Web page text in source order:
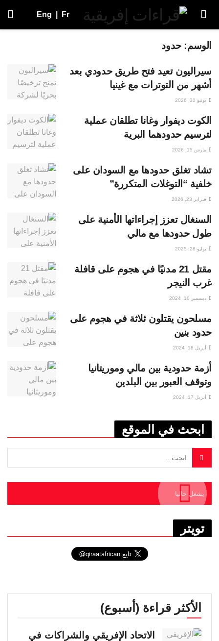
Eng Fr
الوسم:حدود
سيراليون تعيد فتح طريق حدودي بعد
أشهر من التوترات مع غينيا
يونيو 30, 2026
الكوت ديفوار وغانا تطلقان عملية
لترسيم حدودهما البرية
مارس 15, 2026
تشاد تغلق حدودها مع السودان على
خلفية “التوغلات المتكررة”
فبراير 23, 2026
السنغال تعزز إجراءاتها الأمنية على
طول حدودها مع مالي
يوليو 28, 2025
مقتل 21 مدنيًا في هجوم على قافلة
غرب النيجر
ديسمبر 10, 2024
مسلحون يقتلون ثلاثة في هجوم على
حدود بنين
أبريل 18, 2024
أزمة حدودية بين مالي وموريتانيا
وتوقف العبور بين البلدين
أبريل 17, 2024
ابحث في الموقع
يشغل حاليا
تويتر
الأكثر قراءة (أسبوع)
الاتحاد الإفريقي والشراكات في